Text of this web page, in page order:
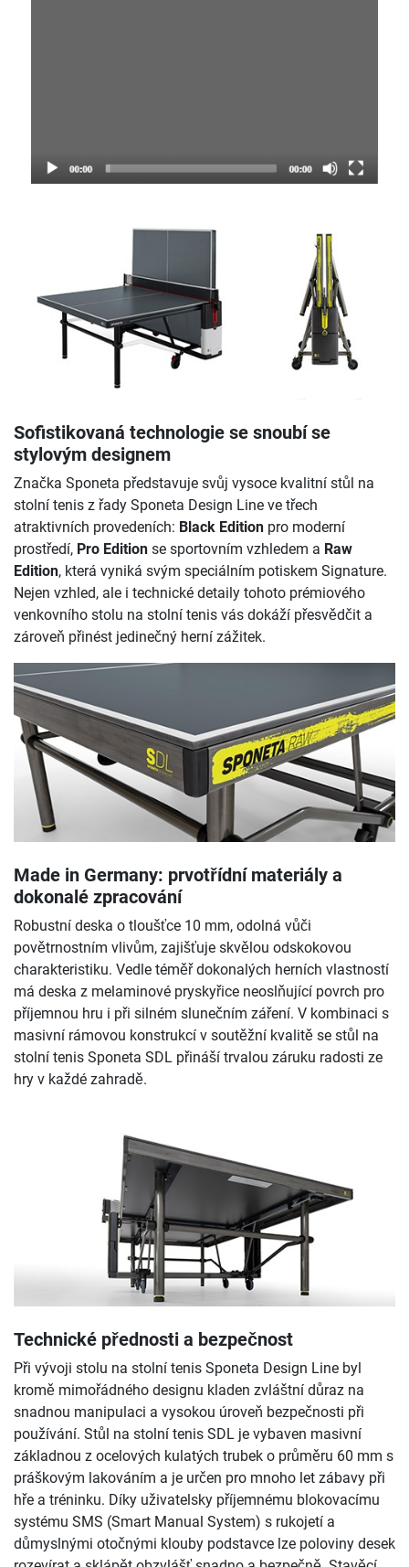
Sofistikovaná technologie se snoubí se
stylovým designem
Značka Sponeta představuje svůj vysoce kvalitní stůl na
stolní tenis z řady Sponeta Design Line ve třech
atraktivních provedeních: Black Edition pro moderní
prostředí, Pro Edition se sportovním vzhledem a Raw
Edition, která vyniká svým speciálním potiskem Signature.
Nejen vzhled, ale i technické detaily tohoto prémiového
venkovního stolu na stolní tenis vás dokáží přesvědčit a
zároveň přinést jedinečný herní zážitek.
Made in Germany: prvotřídní materiály a
dokonalé zpracování
Robustní deska o tloušťce 10 mm, odolná vůči
povětrnostním vlivům, zajišťuje skvělou odskokovou
charakteristiku. Vedle téměř dokonalých herních vlastností
má deska z melaminové pryskyřice neoslňující povrch pro
příjemnou hru i při silném slunečním záření. V kombinaci s
masivní rámovou konstrukcí v soutěžní kvalitě se stůl na
stolní tenis Sponeta SDL přináší trvalou záruku radosti ze
hry v každé zahradě.
Technické přednosti a bezpečnost
Při vývoji stolu na stolní tenis Sponeta Design Line byl
kromě mimořádného designu kladen zvláštní důraz na
snadnou manipulaci a vysokou úroveň bezpečnosti při
používání. Stůl na stolní tenis SDL je vybaven masivní
základnou z ocelových kulatých trubek o průměru 60 mm s
práškovým lakováním a je určen pro mnoho let zábavy při
hře a tréninku. Díky uživatelsky příjemnému blokovacímu
systému SMS (Smart Manual System) s rukojetí a
důmyslnými otočnými klouby podstavce lze poloviny desek